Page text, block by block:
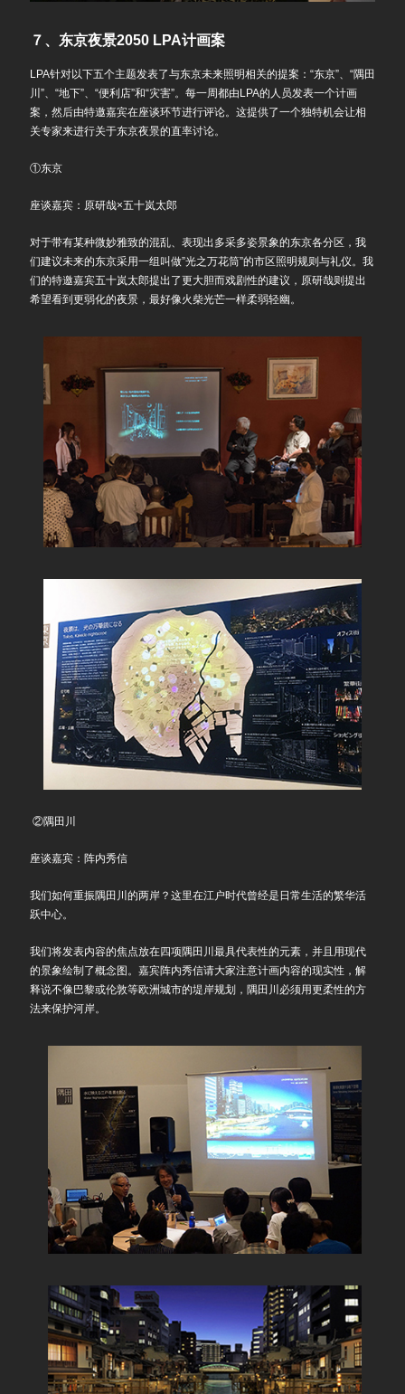
７、东京夜景2050 LPA计画案
LPA针对以下五个主题发表了与东京未来照明相关的提案：“东京”、“隅田
川”、“地下”、“便利店”和“灾害”。每一周都由LPA的人员发表一个计画
案，然后由特邀嘉宾在座谈环节进行评论。这提供了一个独特机会让相
关专家来进行关于东京夜景的直率讨论。
①东京
座谈嘉宾：原研哉×五十岚太郎
对于带有某种微妙雅致的混乱、表现出多采多姿景象的东京各分区，我
们建议未来的东京采用一组叫做”光之万花筒”的市区照明规则与礼仪。我
们的特邀嘉宾五十岚太郎提出了更大胆而戏剧性的建议，原研哉则提出
希望看到更弱化的夜景，最好像火柴光芒一样柔弱轻幽。
②隅田川
座谈嘉宾：阵内秀信
我们如何重振隅田川的两岸？这里在江户时代曾经是日常生活的繁华活
跃中心。
我们将发表内容的焦点放在四项隅田川最具代表性的元素，并且用现代
的景象绘制了概念图。嘉宾阵内秀信请大家注意计画内容的现实性，解
释说不像巴黎或伦敦等欧洲城市的堤岸规划，隅田川必须用更柔性的方
法来保护河岸。